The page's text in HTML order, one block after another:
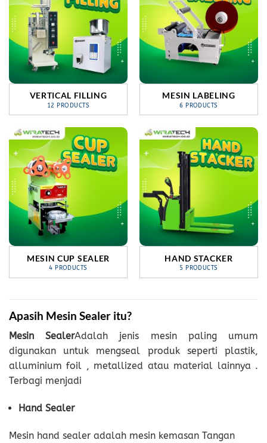
VERTICAL FILLING
12 PRODUCTS
MESIN LABELING
6 PRODUCTS
MESIN CUP SEALER
4 PRODUCTS
HAND STACKER
5 PRODUCTS
Apasih Mesin Sealer itu?
Mesin SealerAdalah jenis mesin paling umum
digunakan untuk mengseal produk seperti plastik,
alluminium foil , metallized atau material lainnya .
Terbagi menjadi
Hand Sealer
Mesin hand sealer adalah mesin kemasan Tangan